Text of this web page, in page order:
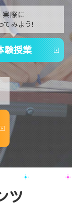
実際に
てみよう！
験授業
ツ